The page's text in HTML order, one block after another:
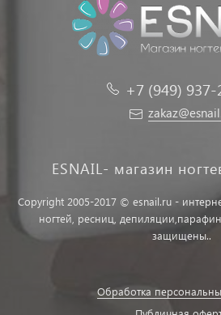
+7 (949)
ESNAIL- магазин
Copyright 2005-2017 © esnail.ru -
ногтей, ресниц,
защищены..
Обработка